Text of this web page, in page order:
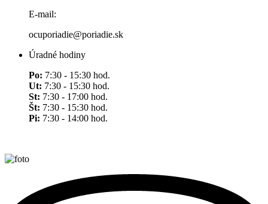
E-mail:
ocuporiadie@poriadie.sk
Úradné hodiny
Po: 7:30 - 15:30 hod.
Ut: 7:30 - 15:30 hod.
St: 7:30 - 17:00 hod.
Št: 7:30 - 15:30 hod.
Pi: 7:30 - 14:00 hod.